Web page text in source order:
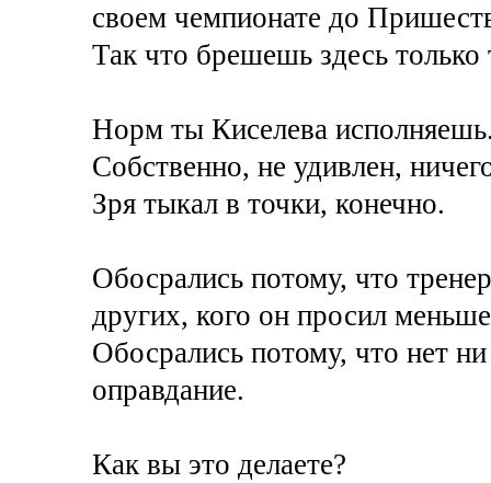
своем чемпионате до
Так что брешешь здесь
Норм ты Киселева
Собственно, не удивлен,
Зря тыкал в точки, конечно.
Обосрались потому, что
других, кого он просил
Обосрались потому, что нет
оправдание.
Как вы это делаете?